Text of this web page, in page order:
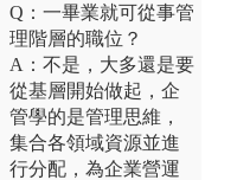
Q：一畢業就可從事管
理階層的職位？
A：不是，大多還是要
從基層開始做起，企
管學的是管理思維，
集合各領域資源並進
行分配，為企業營運